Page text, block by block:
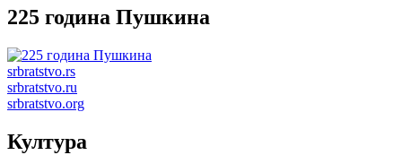
225 година Пушкина
srbratstvo.rs
srbratstvo.ru
srbratstvo.org
Култура